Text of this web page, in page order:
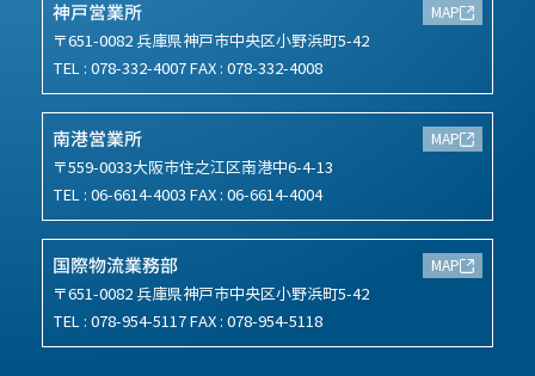
神戸営業所 MAP
〒651-0082 兵庫県神戸市中央区小野浜町5-42
TEL : 078-332-4007 FAX : 078-332-4008
南港営業所 MAP
〒559-0033大阪市住之江区南港中6-4-13
TEL : 06-6614-4003 FAX : 06-6614-4004
国際物流業務部 MAP
〒651-0082 兵庫県神戸市中央区小野浜町5-42
TEL : 078-954-5117 FAX : 078-954-5118